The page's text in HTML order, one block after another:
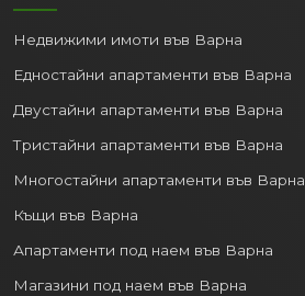
Недвижими имоти във Варна
Едностайни апартаменти във Варна
Двустайни апартаменти във Варна
Тристайни апартаменти във Варна
Многостайни апартаменти във Варна
Къщи във Варна
Апартаменти под наем във Варна
Магазини под наем във Варна